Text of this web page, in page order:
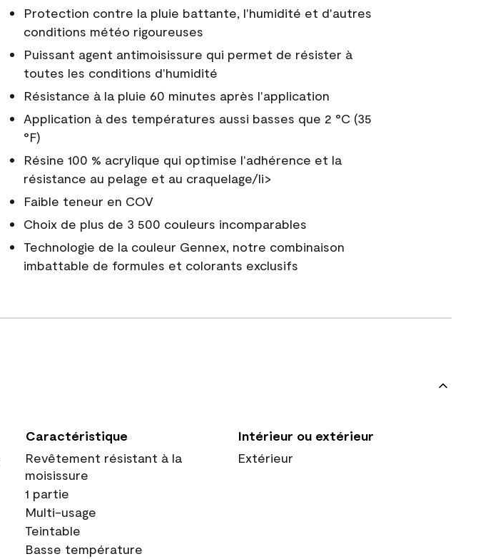
Protection contre la pluie battante, l'humidité et d'autres
conditions météo rigoureuses
Puissant agent antimoisissure qui permet de résister à
toutes les conditions d'humidité
Résistance à la pluie 60 minutes après l'application
Application à des températures aussi basses que 2 °C (35
°F)
Résine 100 % acrylique qui optimise l'adhérence et la
résistance au pelage et au craquelage/li>
Faible teneur en COV
Choix de plus de 3 500 couleurs incomparables
Technologie de la couleur Gennex, notre combinaison
imbattable de formules et colorants exclusifs
Caractéristique
Revêtement résistant à la
moisissure
1 partie
Multi-usage
Teintable
Basse température
Intérieur ou extérieur
Extérieur